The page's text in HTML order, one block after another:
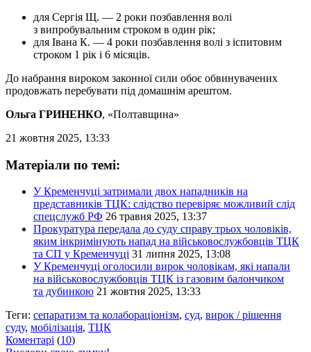
для Сергія Щ. — 2 роки позбавлення волі
з випробувальним строком в один рік;
для Івана К. — 4 роки позбавлення волі з іспитовим
строком 1 рік і 6 місяців.
До набрання вироком законної сили обоє обвинувачених
продовжать перебувати під домашнім арештом.
Ольга ГРИНЕНКО, «Полтавщина»
21 жовтня 2025, 13:33
Матеріали по темі:
У Кременчуці затримали двох нападників на
представників ТЦК: слідство перевіряє можливий слід
спецслужб РФ 26 травня 2025, 13:37
Прокуратура передала до суду справу трьох чоловіків,
яким інкримінують напад на військовослужбовців ТЦК
та СП у Кременчуці 31 липня 2025, 13:08
У Кременчуці оголосили вирок чоловікам, які напали
на військовослужбовців ТЦК із газовим балончиком
та дубинкою 21 жовтня 2025, 13:33
Теги: сепаратизм та колабораціонізм, суд, вирок / рішення
суду, мобілізація, ТЦК
Коментарі (10)